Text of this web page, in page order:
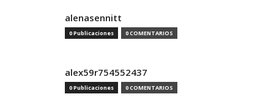
alenasennitt
0 Publicaciones 0 COMENTARIOS
alex59r754552437
0 Publicaciones 0 COMENTARIOS